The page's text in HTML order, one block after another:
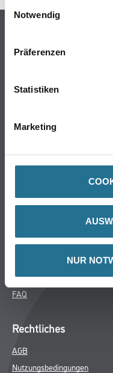
Notwendig
Präferenzen
Statistiken
Marketing
NUR
Farbe
Trockenbau
Wand- & Deckenbeläge
Werkzeug & Maschinen
Verbrauchsmaterialien
CMS Gruppe Company
Aktuelles
Karriere
FAQ
Rechtliches
AGB
Nutzungsbedingungen